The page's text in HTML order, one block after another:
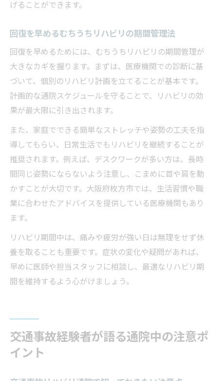
げることができます。
回復を早めるむちうちリハビリの期間管理法
回復を早めるためには、むちうちリハビリの期間管理が
大きなカギを握ります。まずは、医療機関での診断に基
づいて、個別のリハビリ計画を立てることが基本です。
計画的な通院スケジュールを守ることで、リハビリの効
果が最大限に引き出されます。
また、家庭でできる簡単なストレッチや姿勢の工夫を指
導してもらい、日常生活でもリハビリを継続することが
推奨されます。例えば、デスクワークが多い方は、長時
間同じ姿勢にならないよう注意し、こまめに首や肩を動
かすことが大切です。大阪府枚方市では、生活習慣や職
業に合わせたアドバイスを提供している医療機関もあり
ます。
リハビリ期間中は、痛みや疲労が強い日は無理をせず休
養を取ることも重要です。症状の変化や疑問があれば、
早めに医師や担当スタッフに相談し、最適なリハビリ期
間を維持するよう心がけましょう。
交通事故経験者が語る通院中の注意ポ
イント